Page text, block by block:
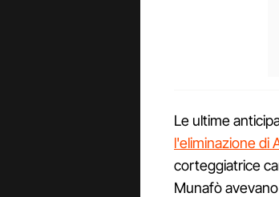
Le ultime
l'eliminazione di
corteggiatrice
Munafò